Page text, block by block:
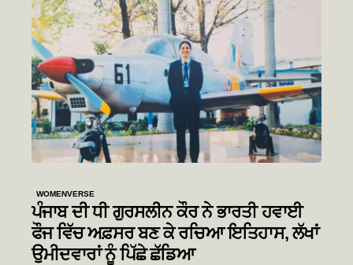
WOMENVERSE
ਪੰਜਾਬ ਦੀ ਧੀ ਗੁਰਸਲੀਨ ਕੌਰ ਨੇ ਭਾਰਤੀ ਹਵਾਈ
ਫੌਜ ਵਿੱਚ ਅਫ਼ਸਰ ਬਣ ਕੇ ਰਚਿਆ ਇਤਿਹਾਸ, ਲੱਖਾਂ
ਉਮੀਦਵਾਰਾਂ ਨੂੰ ਪਿੱਛੇ ਛੱਡਿਆ